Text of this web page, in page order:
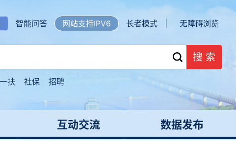
智能问答 网站支持IPV6 长者模式 | 无障碍浏览
搜 索
扶 社保 招聘
互动交流 数据发布